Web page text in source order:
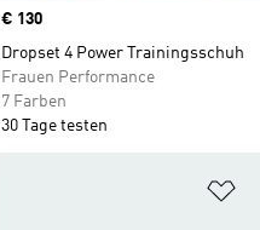
Price
€ 130
Dropset 4 Power Trainingsschuh
Frauen Performance
7 Farben
30 Tage testen